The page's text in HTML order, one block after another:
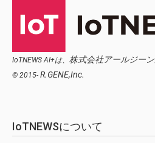
IoTNEWS AI+は、 株式会社アールジーン
© 2015- R.GENE,Inc.
IoTNEWSについて